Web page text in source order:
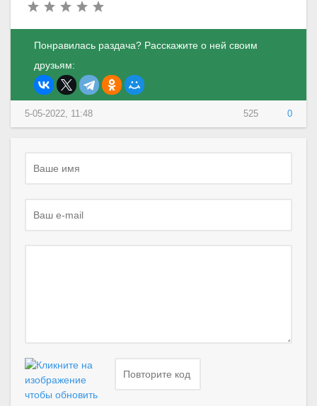
Понравилась раздача? Расскажите о ней своим
друзьям:
525 0
5-05-2022, 11:48